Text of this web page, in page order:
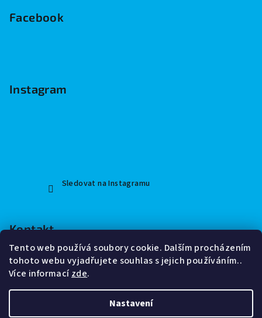
Tento web používá soubory cookie. Dalším procházením
tohoto webu vyjadřujete souhlas s jejich používáním..
Více informacízde.
Nastavení
Facebook
Instagram
Sledovat na Instagramu
Kontakt
modrasek15@
gmail.com
+420 733 312 154